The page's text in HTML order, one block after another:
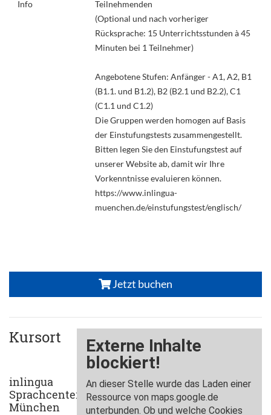
Info
Teilnehmenden
(Optional und nach vorheriger
Rücksprache: 15 Unterrichtsstunden à 45
Minuten bei 1 Teilnehmer)
Angebotene Stufen: Anfänger - A1, A2, B1
(B1.1. und B1.2), B2 (B2.1 und B2.2), C1
(C1.1 und C1.2)
Die Gruppen werden homogen auf Basis
der Einstufungstests zusammengestellt.
Bitten legen Sie den Einstufungstest auf
unserer Website ab, damit wir Ihre
Vorkenntnisse evaluieren können.
https://www.inlingua-
muenchen.de/einstufungstest/englisch/
Jetzt buchen
Kursort
inlingua
Sprachcenter
München